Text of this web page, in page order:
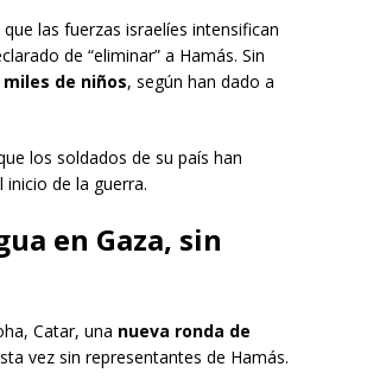
las fuerzas israelíes intensifican
de “eliminar” a Hamás. Sin
de niños, según han dado a
los soldados de su país han
inicio de la guerra.
en Gaza, sin
Catar, una nueva ronda de
vez sin representantes de Hamás.